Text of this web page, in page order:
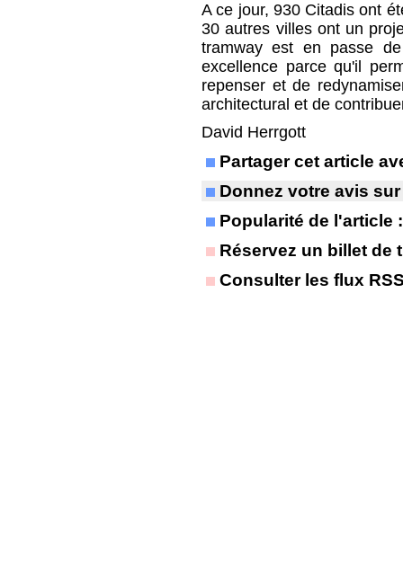
A ce jour, 930 Citadis ont
30 autres villes ont un
tramway est en passe
excellence parce qu'il
repenser et de
architectural et de
David Herrgott
Partager cet article
Donnez votre avis
Popularité de l'article
Réservez un billet de
Consulter les flux